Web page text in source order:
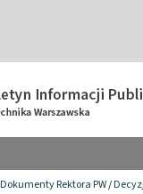
Dokumenty Rektora PW/